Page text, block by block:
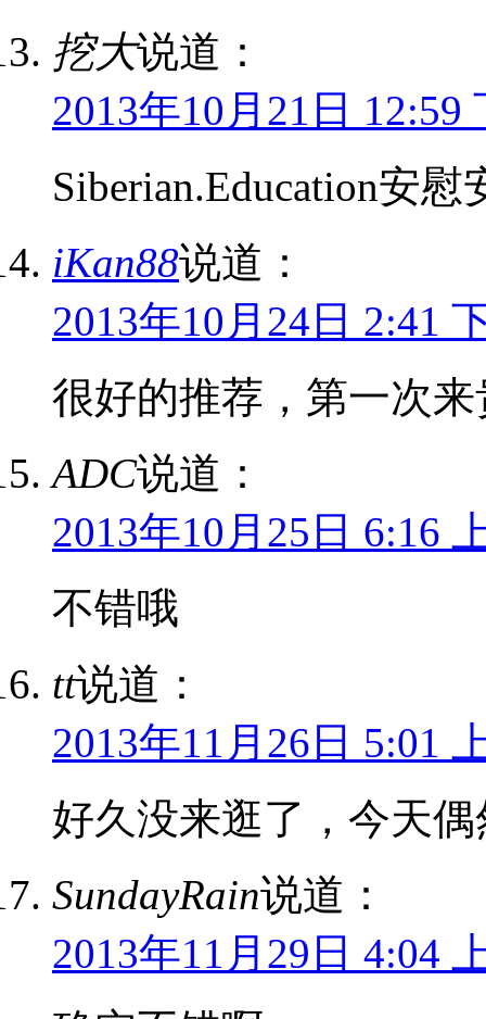
挖大说道：
2013年10月21日 12:59
Siberian.Education安慰
iKan88说道：
2013年10月24日 2:41
很好的推荐，第一次
ADC说道：
2013年10月25日 6:16
不错哦
tt说道：
2013年11月26日 5:01
好久没来逛了，今天
SundayRain说道：
2013年11月29日 4:04